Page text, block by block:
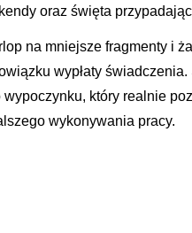
oraz święta
na mniejsze fragmenty i
wypłaty
który realnie
wykonywania pracy.